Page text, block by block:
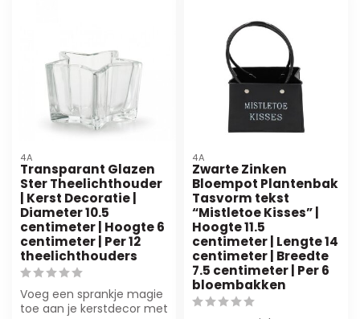
4A
Transparant Glazen
Ster Theelichthouder
| Kerst Decoratie |
Diameter 10.5
centimeter | Hoogte 6
centimeter | Per 12
theelichthouders
Voeg een sprankje magie
toe aan je kerstdecor met
4A
Zwarte Zinken
Bloempot Plantenbak
Tasvorm tekst
“Mistletoe Kisses” |
Hoogte 11.5
centimeter | Lengte 14
centimeter | Breedte
7.5 centimeter | Per 6
bloembakken